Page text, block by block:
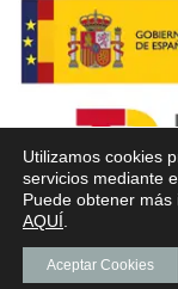
Utilizamos cookies
servicios mediante
Puede obtener
AQUÍ
Aceptar Cookies